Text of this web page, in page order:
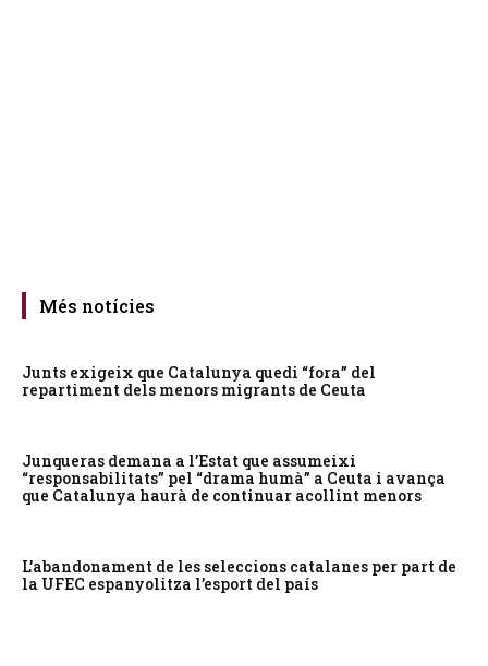
Més notícies
Junts exigeix que Catalunya quedi “fora” del
repartiment dels menors migrants de Ceuta
Junqueras demana a l’Estat que assumeixi
“responsabilitats” pel “drama humà” a Ceuta i avança
que Catalunya haurà de continuar acollint menors
L’abandonament de les seleccions catalanes per part de
la UFEC espanyolitza l’esport del país